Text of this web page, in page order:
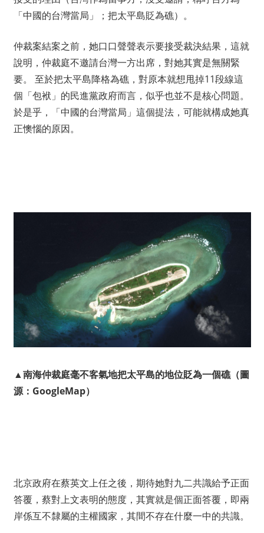
「中國的台灣當局」；把太平島貶為礁）。
仲裁案結案之前，她口口聲聲表示要接受裁決結果，這就
說明，仲裁庭不邀請台灣一方出席，對她其實是無關緊
要。 至於把太平島降格為礁，對原本就想甩掉11段線這
個「包袱」的民進黨政府而言，似乎也並不是核心問題。
於是乎，「中國的台灣當局」這個提法，可能就構成她真
正懊惱的原因。
▲南海仲裁庭毫不客氣地把太平島的地位貶為一個礁（圖
源：GoogleMap）
北京政府在蔡英文上任之後，期待她對九二共識給予正面
答覆，蔡對上文表明的態度，其實就是個正面答覆，即兩
岸係互不隸屬的主權國家，其間不存在什麼一中的共識。